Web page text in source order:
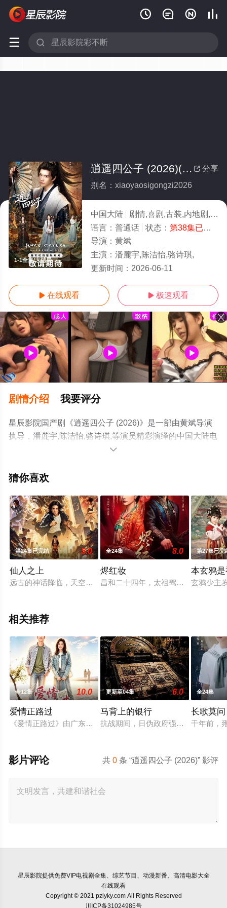
   
 
1-1全集/大结局
 分享
逍遥四公子 (2026)(全集)
别名：xiaoyaosigongzi2026
中国大陆
剧情,喜剧,古装,内地剧,国产
语言： 普通话 状态： 第38集已完结
导演： 黄斌
主演： 潘麓宇,陈洁怡,骆诗琪,
更新时间： 2026-06-11
 在线观看  极速观看
剧情介绍 我要评分
星辰影院国产剧《逍遥四公子 (2026)》是一部由黄斌导演
执导，潘麓宇,陈洁怡,骆诗琪,等演员精彩演绎的中国大陆电
视剧，大结局剧情已揭晓（1-1全集），手机免费观看高清
移步至豆瓣电视剧、电视猫或剧情网等平台了解。

猜你喜欢
第24集已完结 5.0
仙人之上
远古的神话降临，天空中悬浮着废墟的天庭，一位位神明如行
全24集 8.0
烬红妆
昌和二十四年，太祖驾崩引发继位之
第27集已完
本玄鸦
玄鸦少主
相关推荐
全12集 10.0
爱情正路过
《爱情正路过》由广东局选送，岭南文化传媒（广东）有限公
更新至04集 6.0
马背上的银行
抗战期间，日伪政府强行推广、使用
全24集
长歌莫问
千年前，
共0 条 “逍遥四公子 (2026)” 影评
影片评论
星辰影院提供免费VIP电视剧全集、综艺节目、动漫新番、高清电影大全
在线观看
Copyright © 2021 pzlyky.com All Rights Reserved
川ICP备31024985号